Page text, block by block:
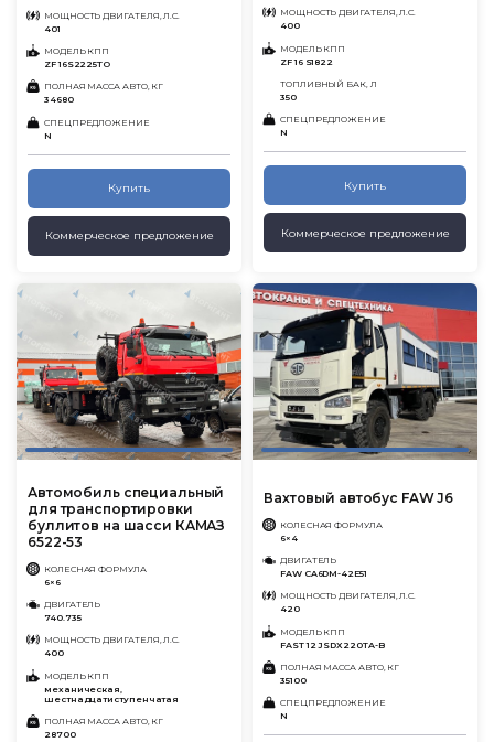
МОЩНОСТЬ ДВИГАТЕЛЯ, Л.С.
401
МОДЕЛЬ КПП
ZF 16S2225TO
ПОЛНАЯ МАССА АВТО, КГ
34680
СПЕЦПРЕДЛОЖЕНИЕ
N
Купить
Коммерческое предложение
МОЩНОСТЬ ДВИГАТЕЛЯ, Л.С.
400
МОДЕЛЬ КПП
ZF 16 S1822
ТОПЛИВНЫЙ БАК, Л
350
СПЕЦПРЕДЛОЖЕНИЕ
N
Купить
Коммерческое предложение
Автомобиль специальный
для транспортировки
буллитов на шасси КАМАЗ
6522-53
КОЛЕСНАЯ ФОРМУЛА
6×6
ДВИГАТЕЛЬ
740.735
МОЩНОСТЬ ДВИГАТЕЛЯ, Л.С.
400
МОДЕЛЬ КПП
механическая,
шестнадцатиступенчатая
ПОЛНАЯ МАССА АВТО, КГ
28700
Вахтовый автобус FAW J6
КОЛЕСНАЯ ФОРМУЛА
6×4
ДВИГАТЕЛЬ
FAW CA6DM-42E51
МОЩНОСТЬ ДВИГАТЕЛЯ, Л.С.
420
МОДЕЛЬ КПП
FAST 12 JSDX220TA-B
ПОЛНАЯ МАССА АВТО, КГ
35100
СПЕЦПРЕДЛОЖЕНИЕ
N